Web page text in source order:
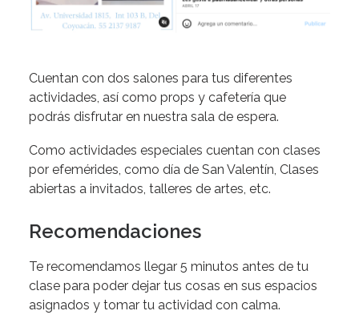
Cuentan con dos salones para tus diferentes
actividades, así como props y cafetería que
podrás disfrutar en nuestra sala de espera.
Como actividades especiales cuentan con clases
por efemérides, como día de San Valentín, Clases
abiertas a invitados, talleres de artes, etc.
Recomendaciones
Te recomendamos llegar 5 minutos antes de tu
clase para poder dejar tus cosas en sus espacios
asignados y tomar tu actividad con calma.